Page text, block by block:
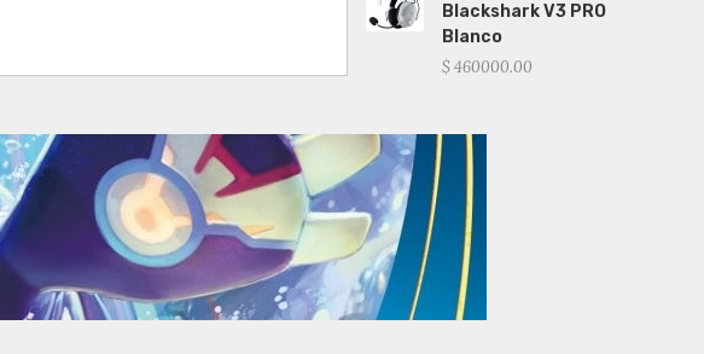
Blackshark V3 PRO
Blanco
$ 460000.00